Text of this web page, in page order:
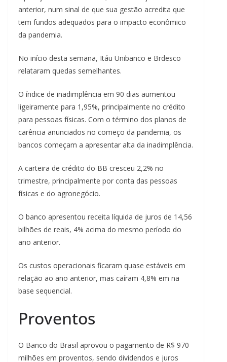
anterior, num sinal de que sua gestão acredita que
tem fundos adequados para o impacto econômico
da pandemia.
No início desta semana, Itáu Unibanco e Brdesco
relataram quedas semelhantes.
O índice de inadimplência em 90 dias aumentou
ligeiramente para 1,95%, principalmente no crédito
para pessoas físicas. Com o término dos planos de
carência anunciados no começo da pandemia, os
bancos começam a apresentar alta da inadimplência.
A carteira de crédito do BB cresceu 2,2% no
trimestre, principalmente por conta das pessoas
físicas e do agronegócio.
O banco apresentou receita líquida de juros de 14,56
bilhões de reais, 4% acima do mesmo período do
ano anterior.
Os custos operacionais ficaram quase estáveis ​​em
relação ao ano anterior, mas caíram 4,8% em na
base sequencial.
Proventos
O Banco do Brasil aprovou o pagamento de R$ 970
milhões em proventos, sendo dividendos e juros